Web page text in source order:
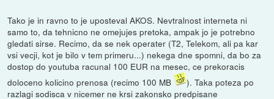
Tako je in ravno to je uposteval AKOS. Nevtralnost interneta ni
samo to, da tehnicno ne omejujes pretoka, ampak jo je potrebno
gledati sirse. Recimo, da se nek operater (T2, Telekom, ali pa kar
vsi vecji, kot je bilo v tem primeru...) nekega dne spomni, da bo za
dostop do youtuba racunal 100 EUR na mesec, ce prekoracis
doloceno kolicino prenosa (recimo 100 MB
). Taka poteza po
razlagi sodisca v nicemer ne krsi zakonsko predpisane